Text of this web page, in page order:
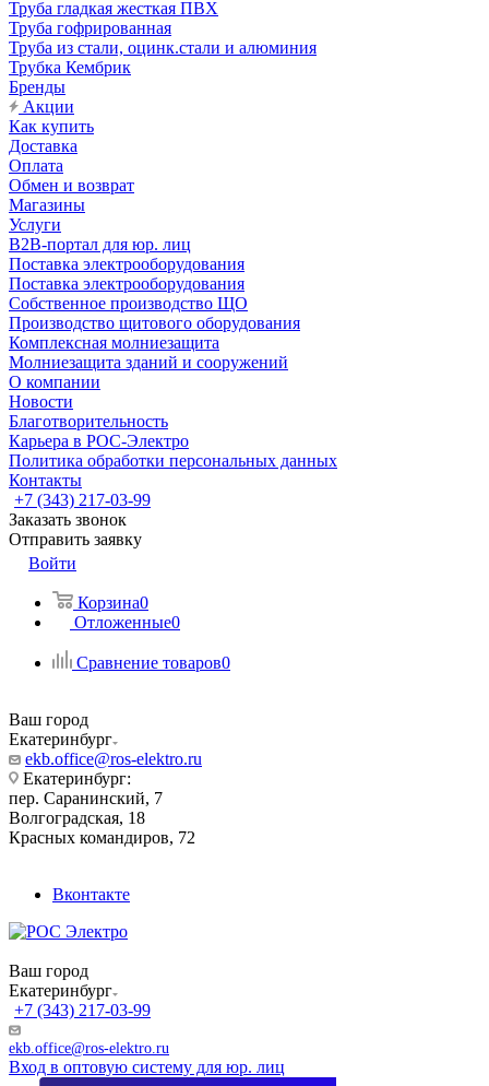
Труба гладкая жесткая ПВХ
Труба гофрированная
Труба из стали, оцинк.стали и алюминия
Трубка Кембрик
Бренды
Акции
Как купить
Доставка
Оплата
Обмен и возврат
Магазины
Услуги
B2B-портал для юр. лиц
Поставка электрооборудования
Поставка электрооборудования
Собственное производство ЩО
Производство щитового оборудования
Комплексная молниезащита
Молниезащита зданий и сооружений
О компании
Новости
Благотворительность
Карьера в РОС-Электро
Политика обработки персональных данных
Контакты
+7 (343) 217-03-99
Заказать звонок
Отправить заявку
Войти
Корзина0
Отложенные0
Сравнение товаров0
Ваш город
Екатеринбург
ekb.office@ros-elektro.ru
Екатеринбург:
пер. Саранинский, 7
Волгоградская, 18
Красных командиров, 72
Вконтакте
Ваш город
Екатеринбург
+7 (343) 217-03-99
ekb.office@ros-elektro.ru
Вход в оптовую систему для юр. лиц